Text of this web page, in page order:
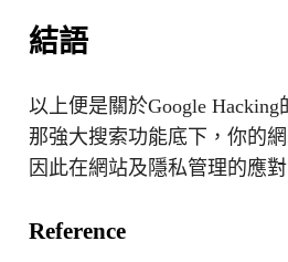
結語
以上便是關於Google
那強大搜索功能底下，你的
因此在網站及隱私管理的應
Reference